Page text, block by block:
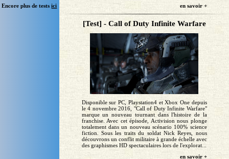
Encore plus de testsici
en savoir +
[Test] - Call of Duty Infinite Warfare
Disponible sur PC, Playstation4 et Xbox One depuis
le 4 novembre 2016, "Call of Duty Infinite Warfare"
marque un nouveau tournant dans l'histoire de la
franchise. Avec cet épisode, Activision nous plonge
totalement dans un nouveau scénario 100% science
fiction. Sous les traits du soldat Nick Reyes, nous
découvrons un conflit militaire à grande échelle avec
des graphismes HD spectaculaires lors de l'explorat...
en savoir +